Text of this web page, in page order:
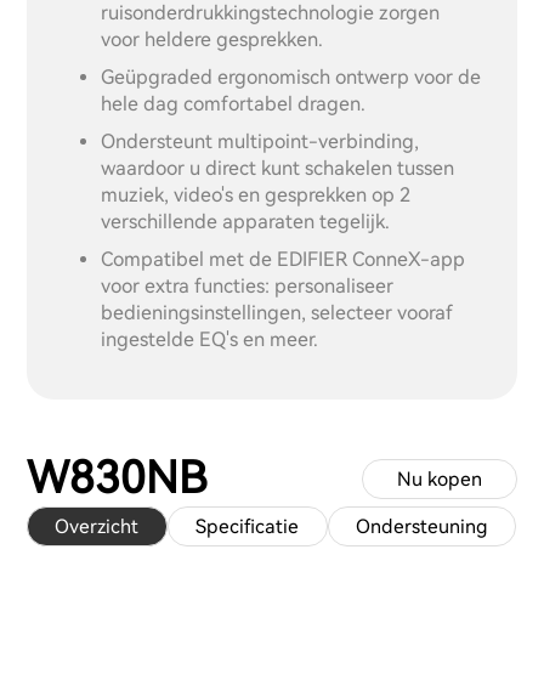
ruisonderdrukkingstechnologie zorgen
voor heldere gesprekken.
Geüpgraded ergonomisch ontwerp voor de
hele dag comfortabel dragen.
Ondersteunt multipoint-verbinding,
waardoor u direct kunt schakelen tussen
muziek, video's en gesprekken op 2
verschillende apparaten tegelijk.
Compatibel met de EDIFIER ConneX-app
voor extra functies: personaliseer
bedieningsinstellingen, selecteer vooraf
ingestelde EQ's en meer.
W830NB
Overzicht Specificatie Ondersteuning
Nu kopen